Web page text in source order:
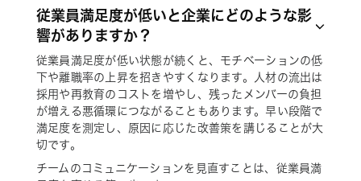
従業員満足度が低いと企業にどのような影
響がありますか？
従業員満足度が低い状態が続くと、モチベーションの低
下や離職率の上昇を招きやすくなります。人材の流出は
採用や再教育のコストを増やし、残ったメンバーの負担
が増える悪循環につながることもあります。早い段階で
満足度を測定し、原因に応じた改善策を講じることが大
切です。
チームのコミュニケーションを見直すことは、従業員満